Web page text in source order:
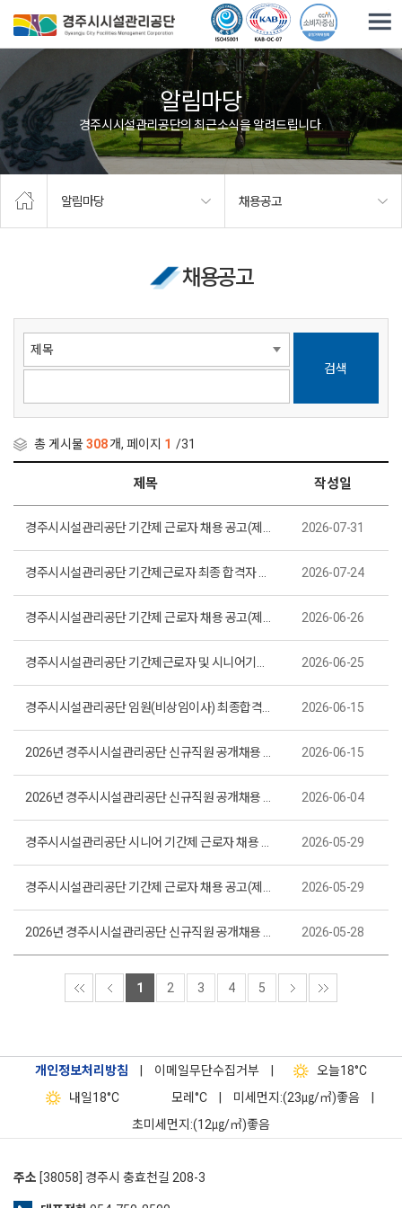
알림마당
경주시시설관리공단의 최근소식을 알려드립니다.
알림마당 채용공고
채용공고
검색
총 게시물308개, 페이지 1 /31
제목 작성일
2026-07-31
2026-07-24
2026-06-26
2026-06-25
2026-06-15
2026-06-15
2026-06-04
2026-05-29
2026-05-29
2026-05-28
1 2 3 4 5
개인정보처리방침 이메일무단수집거부 오늘18°C
내일18°C 모레 °C 미세먼지:(23㎍/㎥)좋음
초미세먼지:(12㎍/㎥)좋음
주소 [38058] 경주시 충효천길 208-3